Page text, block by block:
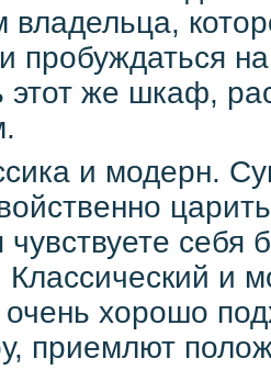
владельца,
пробуждаться
этот же шкаф,
и модерн.
себя
Классический и
очень хорошо
приемлют